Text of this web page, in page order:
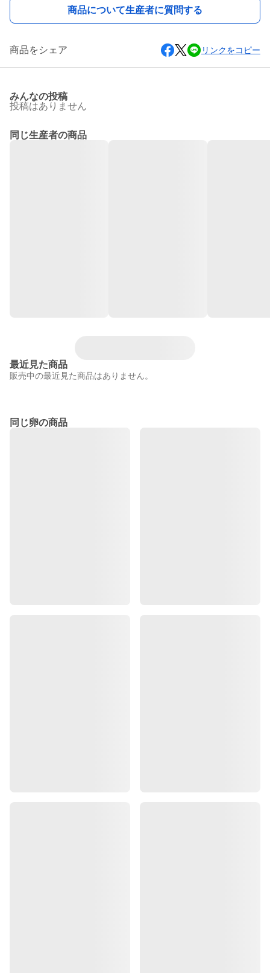
商品について生産者に質問する
商品をシェア リンクをコピー
みんなの投稿
投稿はありません
同じ生産者の商品
最近見た商品
販売中の最近見た商品はありません。
同じ卵の商品